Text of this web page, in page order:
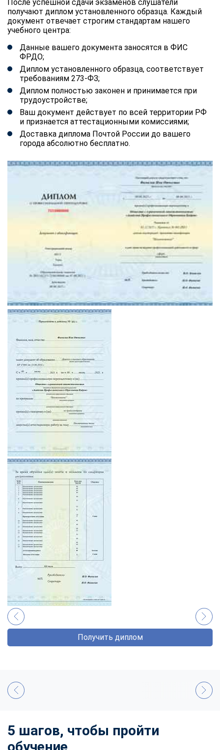
После успешной сдачи экзаменов слушатели
получают диплом установленного образца. Каждый
документ отвечает строгим стандартам нашего
учебного центра:
Данные вашего документа заносятся в ФИС
ФРДО;
Диплом установленного образца, соответствует
требованиям 273-ФЗ;
Диплом полностью законен и принимается при
трудоустройстве;
Ваш документ действует по всей территории РФ
и признается аттестационными комиссиями;
Доставка диплома Почтой России до вашего
города абсолютно бесплатно.
Получить диплом
5 шагов, чтобы пройти
обучение